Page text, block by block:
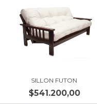
SILLON FUTON
$541.200,00